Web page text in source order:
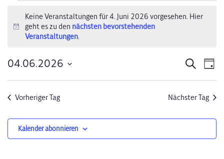
Veranstaltungen
für
2026
Hinweis
Keine Veranstaltungen für 4. Juni 2026 vorgesehen. Hier
geht es zu den nächsten bevorstehenden
Veranstaltungen.
Suche
und
Suche
Tag
04.06.2026
Vorheriger Tag
Nächster Tag
Kalender abonnieren